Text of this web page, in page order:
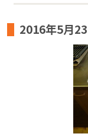
2016年5月